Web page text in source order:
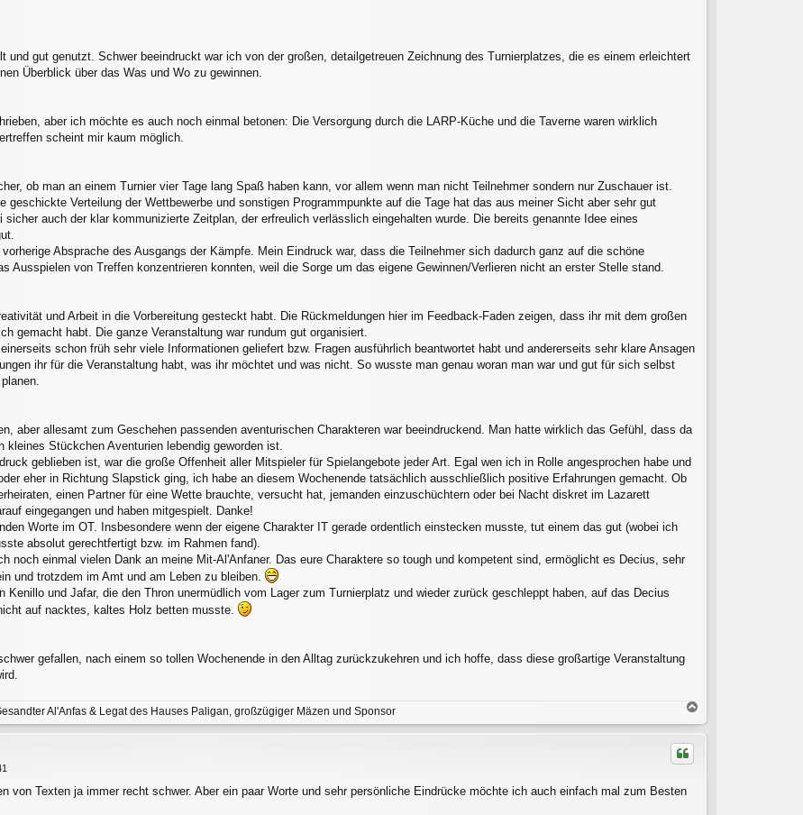
und gut genutzt. Schwer beeindruckt war ich von der großen, detailgetreuen Zeichnung des Turnierplatzes, die es einem erleichtert
Überblick über das Was und Wo zu gewinnen.
aber ich möchte es auch noch einmal betonen: Die Versorgung durch die LARP-Küche und die Taverne waren wirklich
scheint mir kaum möglich.
ob man an einem Turnier vier Tage lang Spaß haben kann, vor allem wenn man nicht Teilnehmer sondern nur Zuschauer ist.
geschickte Verteilung der Wettbewerbe und sonstigen Programmpunkte auf die Tage hat das aus meiner Sicht aber sehr gut
sicher auch der klar kommunizierte Zeitplan, der erfreulich verlässlich eingehalten wurde. Die bereits genannte Idee eines
Absprache des Ausgangs der Kämpfe. Mein Eindruck war, dass die Teilnehmer sich dadurch ganz auf die schöne
Ausspielen von Treffen konzentrieren konnten, weil die Sorge um das eigene Gewinnen/Verlieren nicht an erster Stelle stand.
und Arbeit in die Vorbereitung gesteckt habt. Die Rückmeldungen hier im Feedback-Faden zeigen, dass ihr mit dem großen
gemacht habt. Die ganze Veranstaltung war rundum gut organisiert.
schon früh sehr viele Informationen geliefert bzw. Fragen ausführlich beantwortet habt und andererseits sehr klare Ansagen
ihr für die Veranstaltung habt, was ihr möchtet und was nicht. So wusste man genau woran man war und gut für sich selbst
aber allesamt zum Geschehen passenden aventurischen Charakteren war beeindruckend. Man hatte wirklich das Gefühl, dass da
kleines Stückchen Aventurien lebendig geworden ist.
geblieben ist, war die große Offenheit aller Mitspieler für Spielangebote jeder Art. Egal wen ich in Rolle angesprochen habe und
eher in Richtung Slapstick ging, ich habe an diesem Wochenende tatsächlich ausschließlich positive Erfahrungen gemacht. Ob
einen Partner für eine Wette brauchte, versucht hat, jemanden einzuschüchtern oder bei Nacht diskret im Lazarett
eingegangen und haben mitgespielt. Danke!
Worte im OT. Insbesondere wenn der eigene Charakter IT gerade ordentlich einstecken musste, tut einem das gut (wobei ich
absolut gerechtfertigt bzw. im Rahmen fand).
noch einmal vielen Dank an meine Mit-Al'Anfaner. Das eure Charaktere so tough und kompetent sind, ermöglicht es Decius, sehr
und trotzdem im Amt und am Leben zu bleiben.
Kenillo und Jafar, die den Thron unermüdlich vom Lager zum Turnierplatz und wieder zurück geschleppt haben, auf das Decius
auf nacktes, kaltes Holz betten musste.
gefallen, nach einem so tollen Wochenende in den Alltag zurückzukehren und ich hoffe, dass diese großartige Veranstaltung
Al'Anfas & Legat des Hauses Paligan, großzügiger Mäzen und Sponsor
a
c
von Texten ja immer recht schwer. Aber ein paar Worte und sehr persönliche Eindrücke möchte ich auch einfach mal zum Besten